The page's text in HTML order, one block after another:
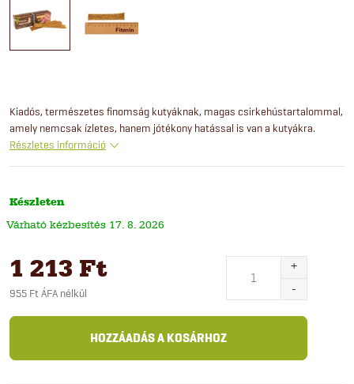
Kiadós, természetes finomság kutyáknak, magas csirkehústartalommal,
amely nemcsak ízletes, hanem jótékony hatással is van a kutyákra.
Részletes információ
Készleten
17. 8. 2026
1 213 Ft
955 Ft ÁFA nélkül
HOZZÁADÁS A KOSÁRHOZ